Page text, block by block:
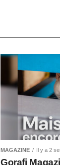
MAGAZINE Il y a 2
Gorafi